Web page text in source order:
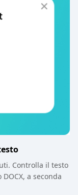
Controlla il testo
a seconda